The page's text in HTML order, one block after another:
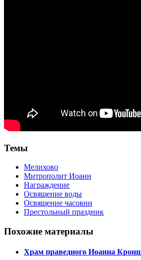
Темы
Мелихово
Митрополит Иоанн
Награждение
Освящение воды
Освящение часовни
Престольный праздник
Похожие материалы
Храм праведного Иоанна